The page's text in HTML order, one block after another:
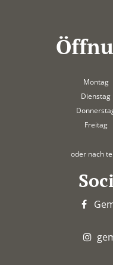
Montag
Dienstag
Freitag
oder nach